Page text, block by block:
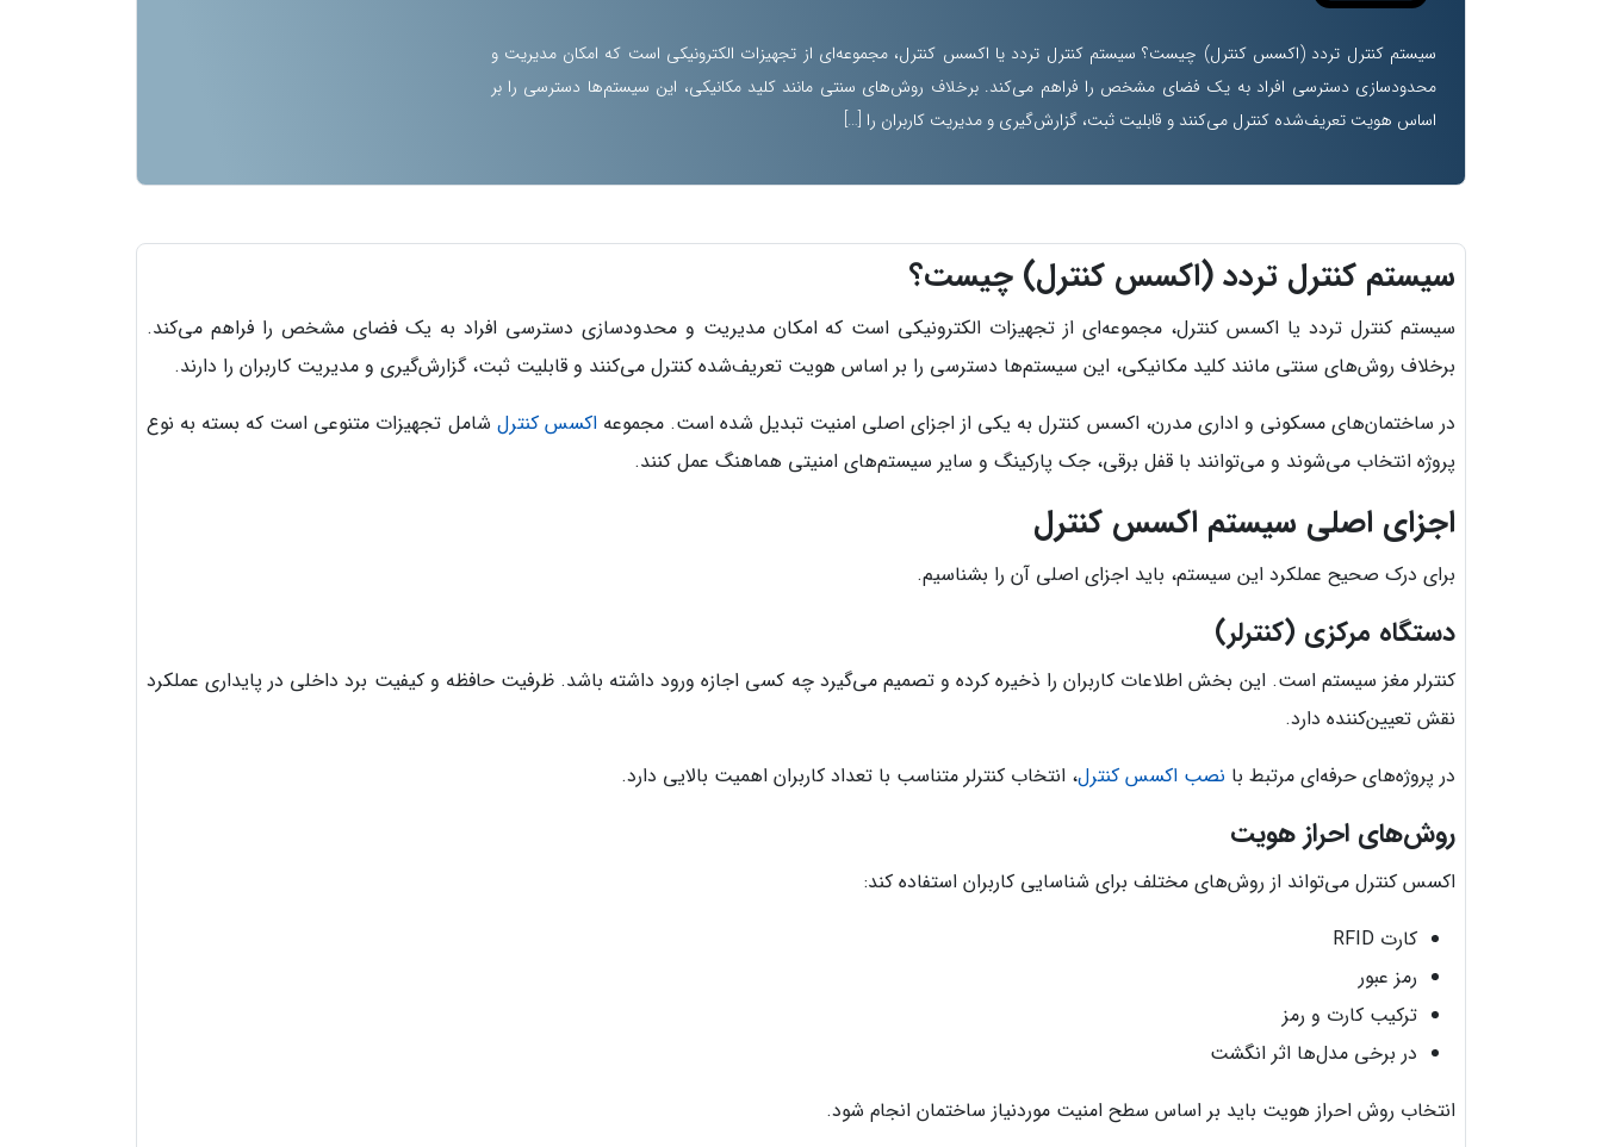
سیستم کنترل تردد (اکسس کنترل) چیست؟ سیستم کنترل تردد یا اکسس کنترل، مجموعه‌ای از تجهیزات الکترونیکی است که امکان مدیریت و
محدودسازی دسترسی افراد به یک فضای مشخص را فراهم می‌کند. برخلاف روش‌های سنتی مانند کلید مکانیکی، این سیستم‌ها دسترسی را بر
اساس هویت تعریف‌شده کنترل می‌کنند و قابلیت ثبت، گزارش‌گیری و مدیریت کاربران را […]
سیستم کنترل تردد (اکسس کنترل) چیست؟
سیستم کنترل تردد یا اکسس کنترل، مجموعه‌ای از تجهیزات الکترونیکی است که امکان مدیریت و محدودسازی دسترسی افراد به یک فضای مشخص را فراهم می‌کند.
برخلاف روش‌های سنتی مانند کلید مکانیکی، این سیستم‌ها دسترسی را بر اساس هویت تعریف‌شده کنترل می‌کنند و قابلیت ثبت، گزارش‌گیری و مدیریت کاربران را دارند.
در ساختمان‌های مسکونی و اداری مدرن، اکسس کنترل به یکی از اجزای اصلی امنیت تبدیل شده است. مجموعهاکسس کنترل شامل تجهیزات متنوعی است که بسته به نوع
پروژه انتخاب می‌شوند و می‌توانند با قفل برقی، جک پارکینگ و سایر سیستم‌های امنیتی هماهنگ عمل کنند.
اجزای اصلی سیستم اکسس کنترل
برای درک صحیح عملکرد این سیستم، باید اجزای اصلی آن را بشناسیم.
دستگاه مرکزی (کنترلر)
کنترلر مغز سیستم است. این بخش اطلاعات کاربران را ذخیره کرده و تصمیم می‌گیرد چه کسی اجازه ورود داشته باشد. ظرفیت حافظه و کیفیت برد داخلی در پایداری عملکرد
نقش تعیین‌کننده دارد.
در پروژه‌های حرفه‌ای مرتبط با نصب اکسس کنترل، انتخاب کنترلر متناسب با تعداد کاربران اهمیت بالایی دارد.
روش‌های احراز هویت
اکسس کنترل می‌تواند از روش‌های مختلف برای شناسایی کاربران استفاده کند:
کارت RFID
رمز عبور
ترکیب کارت و رمز
در برخی مدل‌ها اثر انگشت
انتخاب روش احراز هویت باید بر اساس سطح امنیت موردنیاز ساختمان انجام شود.